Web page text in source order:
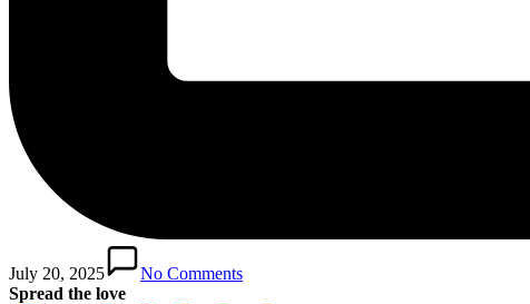
July 20, 2025
No Comments
Spread the love